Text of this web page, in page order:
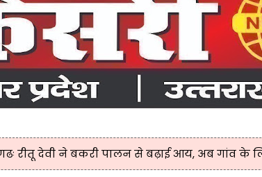
रीतू देवी ने बकरी पालन से बढ़ाई आय, अब गांव के